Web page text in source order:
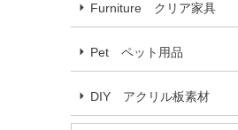
Furniture クリア家具
Pet ペット用品
DIY アクリル板素材